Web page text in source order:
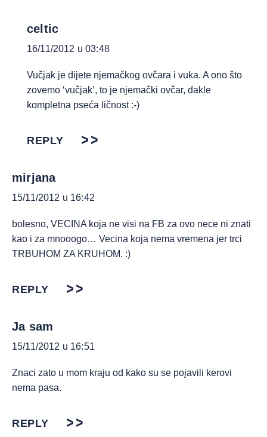
celtic
16/11/2012 u 03:48
Vučjak je dijete njemačkog ovčara i vuka. A ono što
zovemo ‘vučjak’, to je njemački ovčar, dakle
kompletna pseća ličnost :-)
REPLY
mirjana
15/11/2012 u 16:42
bolesno, VECINA koja ne visi na FB za ovo nece ni znati
kao i za mnooogo… Vecina koja nema vremena jer trci
TRBUHOM ZA KRUHOM. :)
REPLY
Ja sam
15/11/2012 u 16:51
Znaci zato u mom kraju od kako su se pojavili kerovi
nema pasa.
REPLY